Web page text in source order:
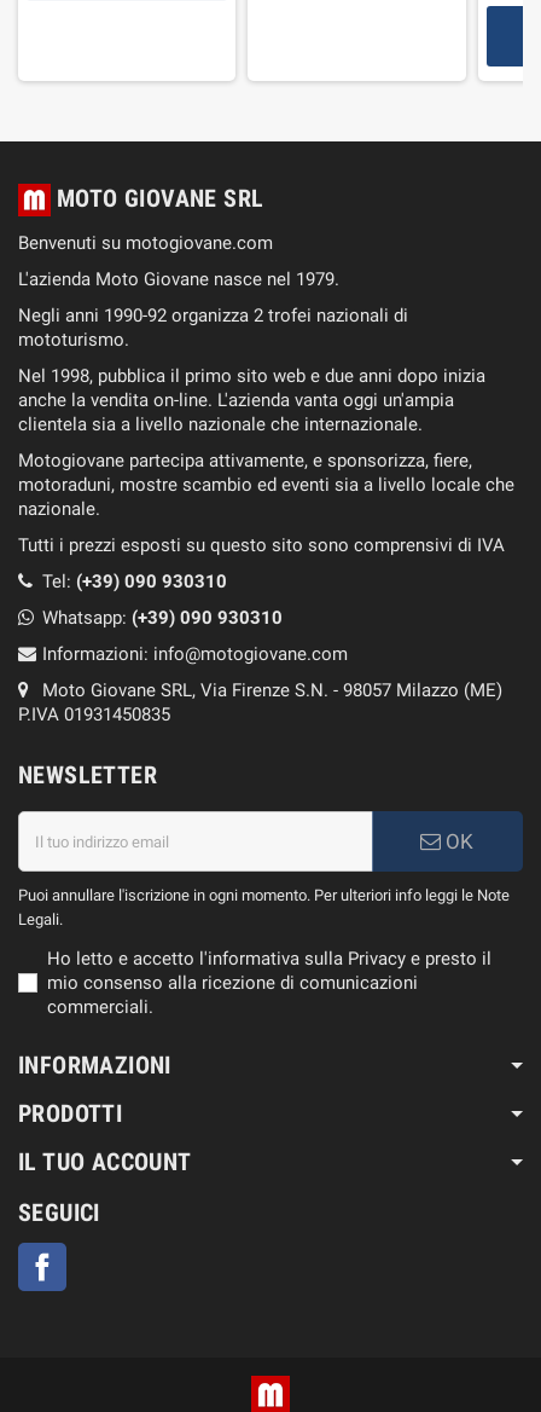
MOTO GIOVANE SRL
Benvenuti su motogiovane.com
L'azienda Moto Giovane nasce nel 1979.
Negli anni 1990-92 organizza 2 trofei nazionali di
mototurismo.
Nel 1998, pubblica il primo sito web e due anni dopo inizia
anche la vendita on-line. L'azienda vanta oggi un'ampia
clientela sia a livello nazionale che internazionale.
Motogiovane partecipa attivamente, e sponsorizza, fiere,
motoraduni, mostre scambio ed eventi sia a livello locale che
nazionale.
Tutti i prezzi esposti su questo sito sono comprensivi di IVA
Tel: (+39) 090 930310
Whatsapp: (+39) 090 930310
Informazioni: info@motogiovane.com
Moto Giovane SRL, Via Firenze S.N. - 98057 Milazzo (ME)
P.IVA 01931450835
NEWSLETTER
OK
Puoi annullare l'iscrizione in ogni momento. Per ulteriori info leggi le Note
Legali.
Ho letto e accetto l'informativa sulla Privacy e presto il
mio consenso alla ricezione di comunicazioni
commerciali.
INFORMAZIONI
PRODOTTI
IL TUO ACCOUNT
SEGUICI